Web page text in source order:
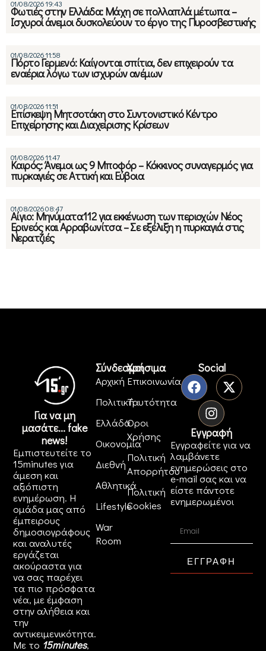
01/08/2026 19:43
Φωτιές στην Ελλάδα: Μάχη σε πολλαπλά μέτωπα –
Ισχυροί άνεμοι δυσκολεύουν το έργο της Πυροσβεστικής
01/08/2026 11:58
Πόρτο Γερμενό: Καίγονται σπίτια, δεν επιχειρούν τα
εναέρια λόγω των ισχυρών ανέμων
01/08/2026 11:51
Eπίσκεψη Μητσοτάκη στο Συντονιστικό Κέντρο
Επιχείρησης και Διαχείρισης Κρίσεων
01/08/2026 11:47
Καιρός: Άνεμοι ως 9 Μποφόρ – Κόκκινος συναγερμός για
πυρκαγιές σε Αττική και Εύβοια
01/08/2026 08:47
Αίγιο: Mηνύματα112 για εκκένωση των περιοχών Νέος
Ερινεός και Αρραβωνίτσα – Σε εξέλιξη η πυρκαγιά στις
Νερατζιές
Για να μη
μασάτε... fake
news!
Εμπιστευτείτε το
15minutes για
άμεση και
αξιόπιστη
ενημέρωση. Η
ομάδα μας από
έμπειρους
δημοσιογράφους
και αναλυτές
εργάζεται
ακούραστα για
να σας παρέχει
τα πιο πρόσφατα
νέα, με έμφαση
στην αλήθεια και
την
αντικειμενικότητα.
Με το 15minutes,
Σύνδεσμοι
Αρχική
Πολιτική
Ελλάδα
Οικονομία
Διεθνή
Αθλητικά
Lifestyle
War
Room
Χρήσιμα
Επικοινωνία
Ταυτότητα
Όροι
Χρήσης
Πολιτική
Απορρήτου
Πολιτική
Cookies
Social
Εγγραφή
Εγγραφείτε για να
λαμβάνετε
ενημερώσεις στο
e-mail σας και να
είστε πάντοτε
ενημερωμένοι
ΕΓΓΡΑΦΗ